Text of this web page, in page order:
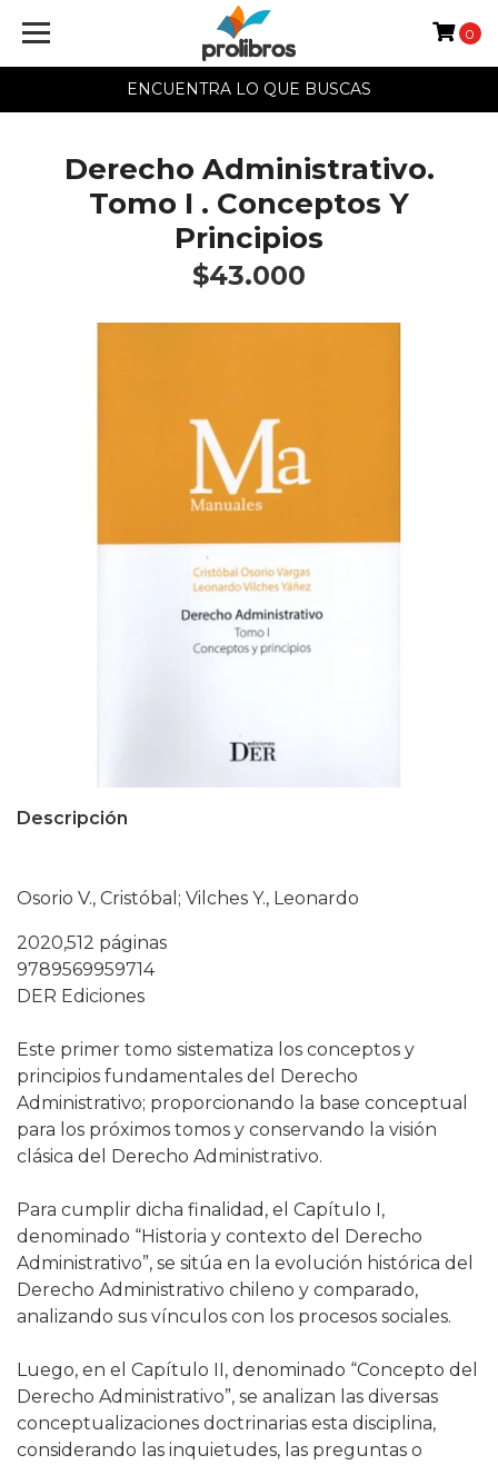
ENCUENTRA LO QUE BUSCAS
0
Derecho Administrativo.
Tomo I . Conceptos Y
Principios
$43.000
Descripción
Osorio V., Cristóbal; Vilches Y., Leonardo
2020,512 páginas
9789569959714
DER Ediciones
Este primer tomo sistematiza los conceptos y
principios fundamentales del Derecho
Administrativo; proporcionando la base conceptual
para los próximos tomos y conservando la visión
clásica del Derecho Administrativo.
Para cumplir dicha finalidad, el Capítulo I,
denominado “Historia y contexto del Derecho
Administrativo”, se sitúa en la evolución histórica del
Derecho Administrativo chileno y comparado,
analizando sus vínculos con los procesos sociales.
Luego, en el Capítulo II, denominado “Concepto del
Derecho Administrativo”, se analizan las diversas
conceptualizaciones doctrinarias esta disciplina,
considerando las inquietudes, las preguntas o